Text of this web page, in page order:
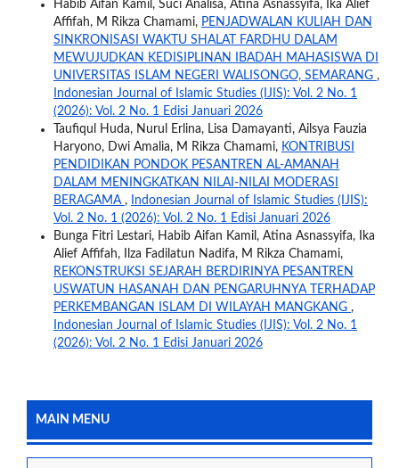
Habib Aifan Kamil, Suci Analisa, Atina Asnassyifa, Ika Alief
Affifah, M Rikza Chamami, PENJADWALAN KULIAH DAN
SINKRONISASI WAKTU SHALAT FARDHU DALAM
MEWUJUDKAN KEDISIPLINAN IBADAH MAHASISWA DI
UNIVERSITAS ISLAM NEGERI WALISONGO, SEMARANG ,
Indonesian Journal of Islamic Studies (IJIS): Vol. 2 No. 1
(2026): Vol. 2 No. 1 Edisi Januari 2026
Taufiqul Huda, Nurul Erlina, Lisa Damayanti, Ailsya Fauzia
Haryono, Dwi Amalia, M Rikza Chamami, KONTRIBUSI
PENDIDIKAN PONDOK PESANTREN AL-AMANAH
DALAM MENINGKATKAN NILAI-NILAI MODERASI
BERAGAMA ,
Indonesian Journal of Islamic Studies (IJIS):
Vol. 2 No. 1 (2026): Vol. 2 No. 1 Edisi Januari 2026
Bunga Fitri Lestari, Habib Aifan Kamil, Atina Asnassyifa, Ika
Alief Affifah, Ilza Fadilatun Nadifa, M Rikza Chamami,
REKONSTRUKSI SEJARAH BERDIRINYA PESANTREN
USWATUN HASANAH DAN PENGARUHNYA TERHADAP
PERKEMBANGAN ISLAM DI WILAYAH MANGKANG ,
Indonesian Journal of Islamic Studies (IJIS): Vol. 2 No. 1
(2026): Vol. 2 No. 1 Edisi Januari 2026
MAIN MENU